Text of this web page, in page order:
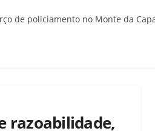
de policiamento no Monte da
razoabilidade,